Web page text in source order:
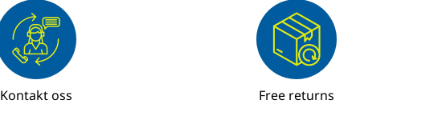
Kontakt oss Free returns